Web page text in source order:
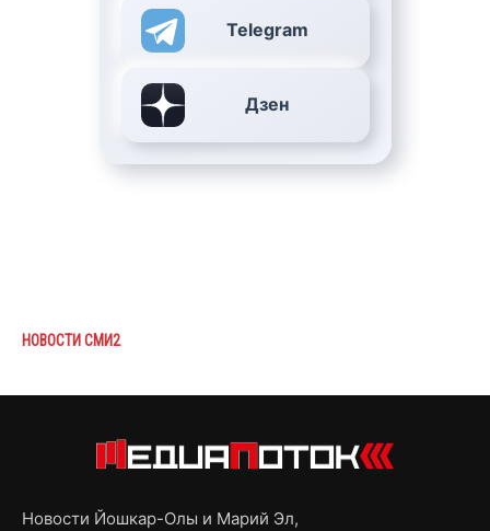
Telegram
Дзен
НОВОСТИ СМИ2
Новости Йошкар-Олы и Марий Эл,